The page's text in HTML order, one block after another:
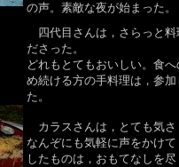
の声。素敵な夜が始まった。
四代目さんは，さらっと料
ださった。
どれもとてもおいしい。食
め続ける方の手料理は，参
た。
カラスさんは，とても気さ
なんぞにも気軽に声をかけ
したものは，おもてなしを